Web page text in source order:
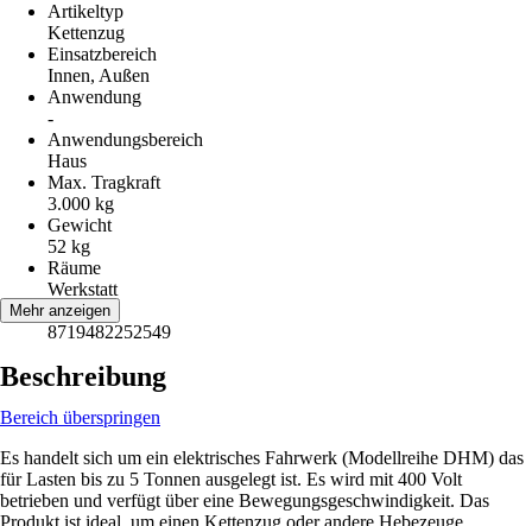
Artikeltyp
Kettenzug
Einsatzbereich
Innen, Außen
Anwendung
-
Anwendungsbereich
Haus
Max. Tragkraft
3.000 kg
Gewicht
52 kg
Räume
Werkstatt
EAN
8719482252549
Mehr anzeigen
Beschreibung
Bereich überspringen
Es handelt sich um ein elektrisches Fahrwerk (Modellreihe DHM) das
für Lasten bis zu 5 Tonnen ausgelegt ist. Es wird mit 400 Volt
betrieben und verfügt über eine Bewegungsgeschwindigkeit. Das
Produkt ist ideal, um einen Kettenzug oder andere Hebezeuge